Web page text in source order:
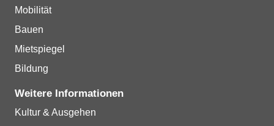
Mobilität
Bauen
Mietspiegel
Bildung
Weitere Informationen
Kultur & Ausgehen